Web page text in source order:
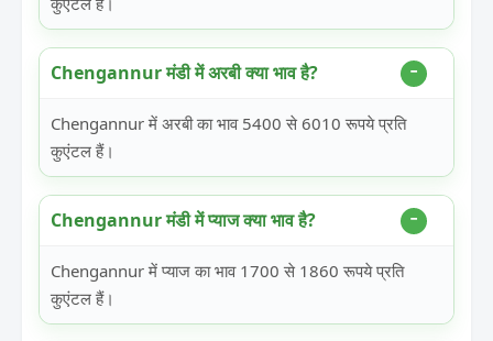
Chengannur मंडी में अरबी क्या भाव है?
Chengannur में अरबी का भाव 5400 से 6010 रूपये प्रति
कुएंटल हैं।
Chengannur मंडी में प्याज क्या भाव है?
Chengannur में प्याज का भाव 1700 से 1860 रूपये प्रति
कुएंटल हैं।